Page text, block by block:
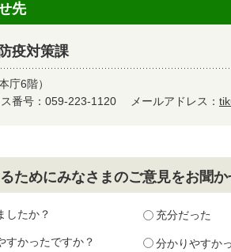
先
疫対策課
庁6階）
ス番号：059-223-1120 メールアドレス：
ためにみなさまのご意見をお聞
したか？ 充分だった
すかったですか？ 分かりやすか